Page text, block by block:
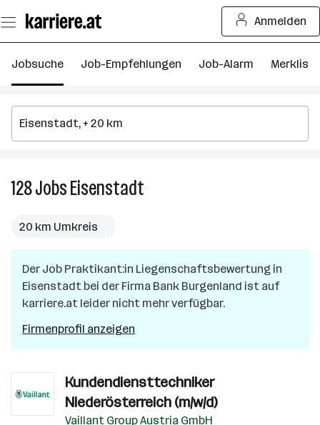
Seiteninhalt
springen
Anmelden
Jobsuche Job-Empfehlungen Job-Alarm Merkliste
128JobsEisenstadt
20 km Umkreis
Der Job Praktikant:in Liegenschaftsbewertung in
Eisenstadt bei der Firma Bank Burgenland ist auf
karriere.at leider nicht mehr verfügbar.
Firmenprofil anzeigen
Kundendiensttechniker
Niederösterreich (m/w/d)
Vaillant Group Austria GmbH